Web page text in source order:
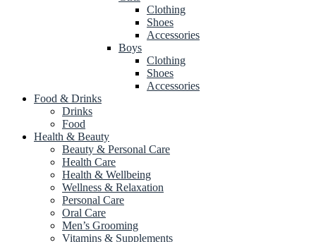
Clothing
Shoes
Accessories
Boys
Clothing
Shoes
Accessories
Food & Drinks
Drinks
Food
Health & Beauty
Beauty & Personal Care
Health Care
Health & Wellbeing
Wellness & Relaxation
Personal Care
Oral Care
Men’s Grooming
Vitamins & Supplements